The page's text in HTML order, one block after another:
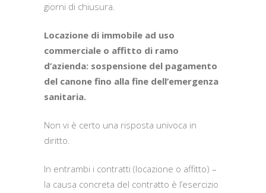
giorni di chiusura.
Locazione di immobile ad uso
commerciale o affitto di ramo
d’azienda: sospensione del pagamento
del canone fino alla fine dell’emergenza
sanitaria.
Non vi è certo una risposta univoca in
diritto.
In entrambi i contratti (locazione o affitto) –
la causa concreta del contratto è l’esercizio